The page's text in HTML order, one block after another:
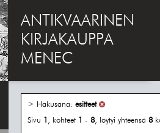
ANTIKVAARINEN
KIRJAKAUPPA
MENEC
> Hakusana: esitteet
Sivu 1 , kohteet 1 - 8, löytyi yhteensä 8